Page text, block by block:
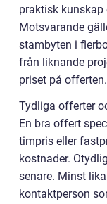
praktisk
Motsvarande
stambyten i
från liknande
priset på offerten.
Tydliga offerter
En bra offert
timpris eller
kostnader.
senare. Minst
kontaktperson